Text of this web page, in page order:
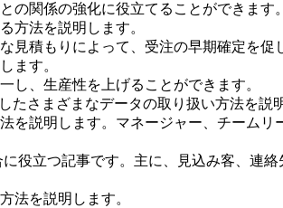
の関係の強化に役立てることができます。
方法を説明します。
見積もりによって、受注の早期確定を促
ます。
し、生産性を上げることができます。
たさまざまなデータの取り扱い方法を説
を説明します。マネージャー、チーム
役立つ記事です。主に、見込み客、連
法を説明します。